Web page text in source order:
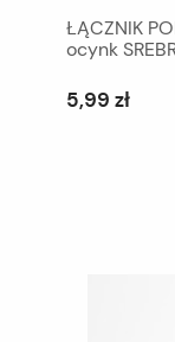
ŁĄCZNIK
ocynk
5,99 zł